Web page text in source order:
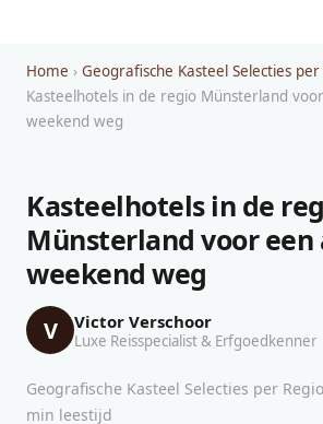
Home › Geografische Kasteel Selecties per
Kasteelhotels in de regio Münsterland
weekend weg
Kasteelhotels in de
Münsterland voor
weekend weg
V Victor Verschoor
Luxe Reisspecialist & Erfgoedkenner
Geografische Kasteel Selecties per Regio
min leestijd